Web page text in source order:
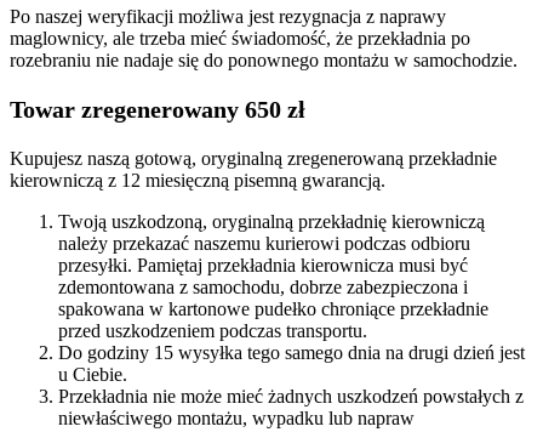
Po naszej weryfikacji możliwa jest rezygnacja z naprawy
maglownicy, ale trzeba mieć świadomość, że przekładnia po
rozebraniu nie nadaje się do ponownego montażu w samochodzie.
Towar zregenerowany 650 zł
Kupujesz naszą gotową, oryginalną zregenerowaną przekładnie
kierowniczą z 12 miesięczną pisemną gwarancją.
Twoją uszkodzoną, oryginalną przekładnię kierowniczą
należy przekazać naszemu kurierowi podczas odbioru
przesyłki. Pamiętaj przekładnia kierownicza musi być
zdemontowana z samochodu, dobrze zabezpieczona i
spakowana w kartonowe pudełko chroniące przekładnie
przed uszkodzeniem podczas transportu.
Do godziny 15 wysyłka tego samego dnia na drugi dzień jest
u Ciebie.
Przekładnia nie może mieć żadnych uszkodzeń powstałych z
niewłaściwego montażu, wypadku lub napraw